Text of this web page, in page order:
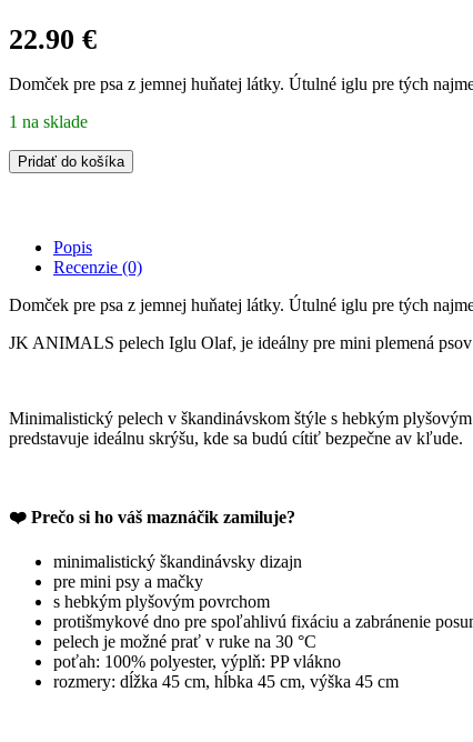
22.90 €
Domček pre psa z jemnej huňatej látky. Útulné iglu pre tých
1 na sklade
Domček
pre
mačku
Olaf
pelech
quantity
Pridať do košíka
Popis
Recenzie (0)
Domček pre psa z jemnej huňatej látky. Útulné iglu pre tých
JK ANIMALS pelech Iglu Olaf, je ideálny pre mini plemená psov
Minimalistický pelech v škandinávskom štýle s hebkým
predstavuje ideálnu skrýšu, kde sa budú cítiť bezpečne av kľude.
❤️ Prečo si ho váš maznáčik zamiluje?
minimalistický škandinávsky dizajn
pre mini psy a mačky
s hebkým plyšovým povrchom
protišmykové dno pre spoľahlivú fixáciu a zabránenie
pelech je možné prať v ruke na 30 °C
poťah: 100% polyester, výplň: PP vlákno
rozmery: dĺžka 45 cm, hĺbka 45 cm, výška 45 cm